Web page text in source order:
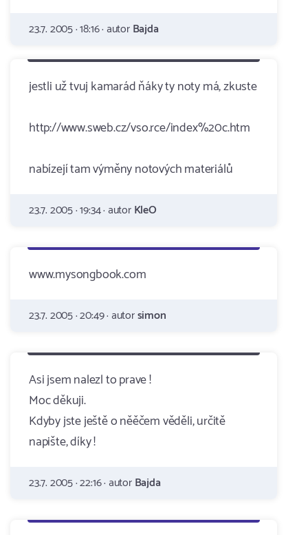
23.7. 2005 · 18:16 · autorBajda
jestli už tvuj kamarád ňáky ty noty má, zkuste
http://www.sweb.cz/vso.rce/index%20c.htm
nabízejí tam výměny notových materiálů
23.7. 2005 · 19:34 · autorKleO
www.mysongbook.com
23.7. 2005 · 20:49 · autorsimon
Asi jsem nalezl to prave !
Moc děkuji.
Kdyby jste ještě o něěčem věděli, určitě
napište, díky !
23.7. 2005 · 22:16 · autorBajda